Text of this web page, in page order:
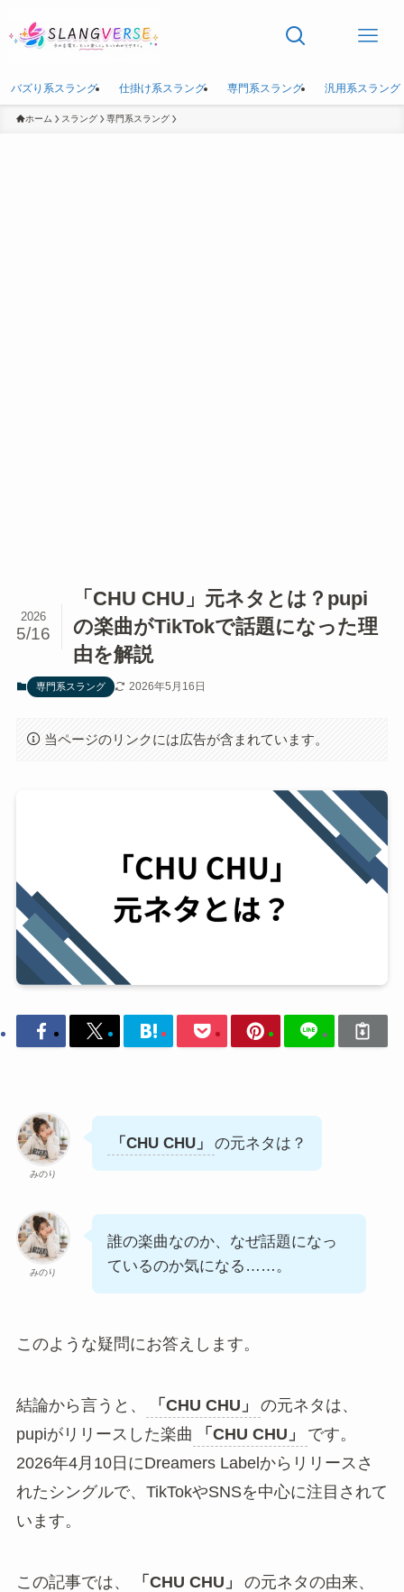
バズり系スラング 仕掛け系スラング 専門系スラング 汎用系スラング
ホーム スラング 専門系スラング
「CHU CHU」元ネタとは？pupi
の楽曲がTikTokで話題になった理
由を解説
2026
5/16
専門系スラング 2026年5月16日
当ページのリンクには広告が含まれています。
みのり
「CHU CHU」 の元ネタは？
みのり
誰の楽曲なのか、なぜ話題になっ
ているのか気になる……。
このような疑問にお答えします。
結論から言うと、 「CHU CHU」
の元ネタは、
pupiがリリースした楽曲
「CHU CHU」
です。
2026年4月10日にDreamers Labelからリリースさ
れたシングルで、TikTokやSNSを中心に注目されて
います。
この記事では、 「CHU CHU」
の元ネタの由来、